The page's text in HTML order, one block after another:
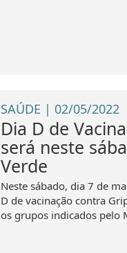
SAÚDE | 02/05/2022
Dia D de
será neste
Verde
Neste sábado, dia 7 de
D de vacinação contra
os grupos indicados pelo